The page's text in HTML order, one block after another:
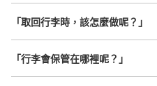
可保管的行李數
中等的:3/ ¥500小的:16/ ¥400
「取回行李時，該怎麼做呢？」
「行李會保管在哪裡呢？」